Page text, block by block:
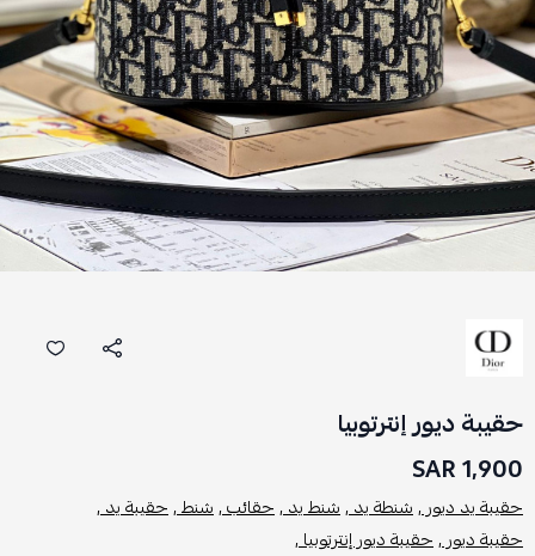
حقيبة ديور إنترتوبيا
1,900 SAR
حقيبة يد ديور ,شنطة يد ,شنط يد ,حقائب ,شنط ,حقيبة يد ,
حقيبة ديور ,حقيبة ديور إنترتوبيا ,